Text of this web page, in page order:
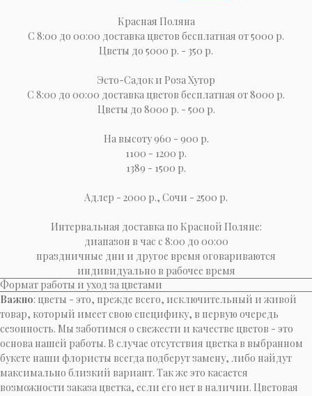
Красная Поляна
С 8:00 до 00:00 доставка цветов бесплатная от 5000 р.
Цветы до 5000 р. - 350 р.
Эсто-Cадок и Роза Хутор
С 8:00 до 00:00 доставка цветов бесплатная от 8000 р.
Цветы до 8000 р. - 500 р.
На высоту 960 - 900 р.
1100 - 1200 р.
1389 - 1500 р.
Адлер - 2000 р., Сочи - 2500 р.
Интервальная доставка по Красной Поляне:
диапазон в час с 8:00 до 00:00
праздничные дни и другое время оговариваются
индивидуально в рабочее время
Формат работы и уход за цветами
Важно: цветы - это, прежде всего, исключительный и живой
товар, который имеет свою специфику, в первую очередь
сезонность. Мы заботимся о свежести и качестве цветов - это
основа нашей работы. В случае отсутствия цветка в выбранном
букете наши флористы всегда подберут замену, либо найдут
максимально близкий вариант. Так же это касается
возможности заказа цветка, если его нет в наличии. Цветовая